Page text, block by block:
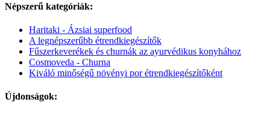
Népszerű kategóriák:
Haritaki - Ázsiai superfood
A legnépszerűbb étrendkiegészítők
Fűszerkeverékek és churnák az ayurvédikus konyhához
Cosmoveda - Churna
Kiváló minőségű növényi por étrendkiegészítőként
Újdonságok: